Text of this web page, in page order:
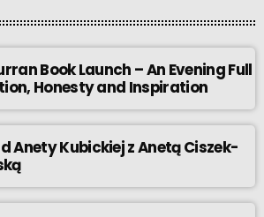
Book Launch – An Evening Full
Honesty and Inspiration
Anety Kubickiej z Anetą Ciszek-